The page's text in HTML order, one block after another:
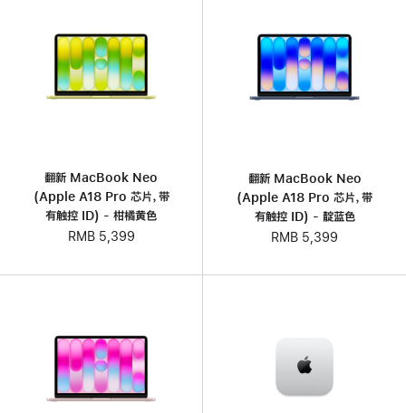
翻新 MacBook Neo
(Apple A18 Pro 芯片，带
有触控 ID) - 柑橘黄色
RMB 5,399
翻新 MacBook Neo
(Apple A18 Pro 芯片，带
有触控 ID) - 靛蓝色
RMB 5,399